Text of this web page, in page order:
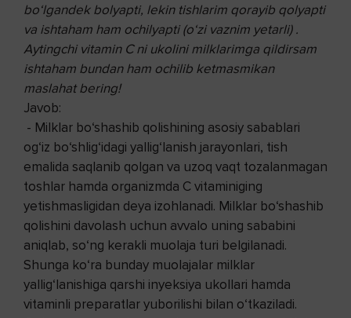
bo‘lgandek bolyapti, lekin tishlarim qorayib qolyapti
va ishtaham ham ochilyapti (o‘zi vaznim yetarli) .
Aytingchi vitamin C ni ukolini milklarimga qildirsam
ishtaham bundan ham ochilib ketmasmikan
maslahat bering!
Javob:
- Milklar bo‘shashib qolishining asosiy sabablari
og‘iz bo‘shlig‘idagi yallig‘lanish jarayonlari, tish
emalida saqlanib qolgan va uzoq vaqt tozalanmagan
toshlar hamda organizmda C vitaminiging
yetishmasligidan deya izohlanadi. Milklar bo‘shashib
qolishini davolash uchun avvalo uning sababini
aniqlab, so‘ng kerakli muolaja turi belgilanadi.
Shunga ko‘ra bunday muolajalar milklar
yallig‘lanishiga qarshi inyeksiya ukollari hamda
vitaminli preparatlar yuborilishi bilan o‘tkaziladi.